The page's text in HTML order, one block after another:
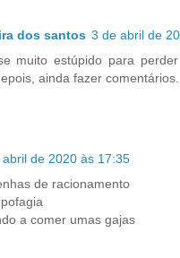
dos santos 3 de abril de
muito estúpido para
ainda fazer comentários.
de 2020 às 17:35
de racionamento
a comer umas gajas